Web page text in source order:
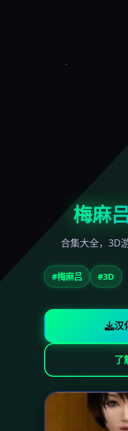
梅麻
合集大全，3D
#梅麻吕 #3D
汉
了